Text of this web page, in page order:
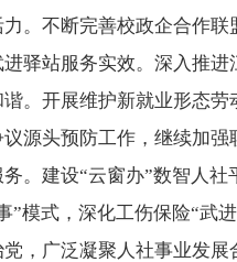
。不断完善校政企合作
驿站服务实效。深入推
。开展维护新就业形态
源头预防工作，继续加
。建设“云窗办”数智人
”模式，深化工伤保险“武
，广泛凝聚人社事业发展